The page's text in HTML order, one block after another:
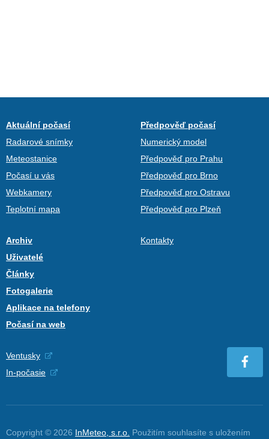
Aktuální počasí
Radarové snímky
Meteostanice
Počasí u vás
Webkamery
Teplotní mapa
Předpověď počasí
Numerický model
Předpověď pro Prahu
Předpověď pro Brno
Předpověď pro Ostravu
Předpověď pro Plzeň
Archiv
Uživatelé
Články
Fotogalerie
Aplikace na telefony
Počasí na web
Kontakty
Ventusky
In-počasie
Copyright © 2026 InMeteo, s.r.o. Použitím souhlasíte s uložením